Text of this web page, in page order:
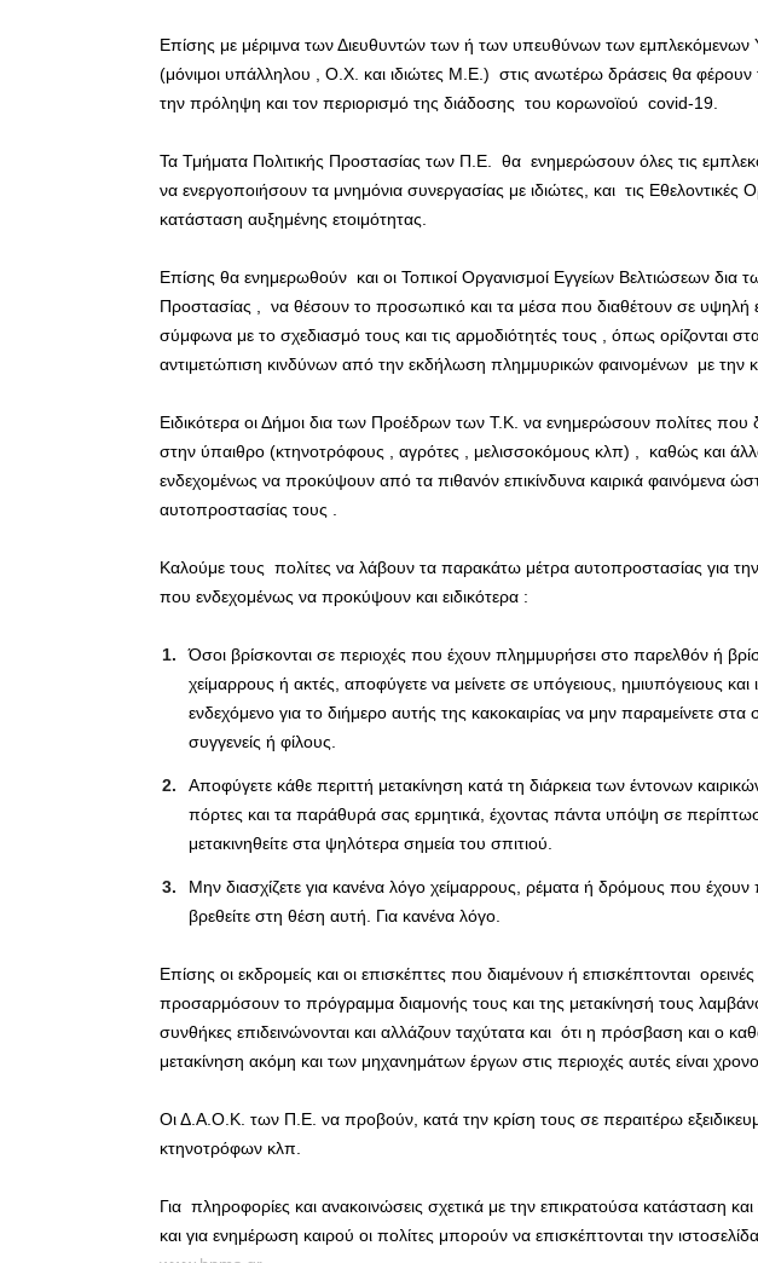
Επίσης με μέριμνα των Διευθυντών των ή των υπευθύνων των εμπλεκόμενων
(μόνιμοι υπάλληλου , Ο.Χ. και ιδιώτες Μ.Ε.) στις ανωτέρω δράσεις θα φέρουν
την πρόληψη και τον περιορισμό της διάδοσης του κορωνοϊού covid-19.
Τα Τμήματα Πολιτικής Προστασίας των Π.Ε. θα ενημερώσουν όλες τις
να ενεργοποιήσουν τα μνημόνια συνεργασίας με ιδιώτες, και τις Εθελοντικές
κατάσταση αυξημένης ετοιμότητας.
Επίσης θα ενημερωθούν και οι Τοπικοί Οργανισμοί Εγγείων Βελτιώσεων δια
Προστασίας , να θέσουν το προσωπικό και τα μέσα που διαθέτουν σε υψηλή
σύμφωνα με το σχεδιασμό τους και τις αρμοδιότητές τους , όπως ορίζονται στα
αντιμετώπιση κινδύνων από την εκδήλωση πλημμυρικών φαινομένων με
Ειδικότερα οι Δήμοι δια των Προέδρων των Τ.Κ. να ενημερώσουν πολίτες που
στην ύπαιθρο (κτηνοτρόφους , αγρότες , μελισσοκόμους κλπ) , καθώς και
ενδεχομένως να προκύψουν από τα πιθανόν επικίνδυνα καιρικά φαινόμενα
αυτοπροστασίας τους .
Καλούμε τους πολίτες να λάβουν τα παρακάτω μέτρα αυτοπροστασίας για
που ενδεχομένως να προκύψουν και ειδικότερα :
Όσοι βρίσκονται σε περιοχές που έχουν πλημμυρήσει στο παρελθόν ή
χείμαρρους ή ακτές, αποφύγετε να μείνετε σε υπόγειους, ημιυπόγειους
ενδεχόμενο για το διήμερο αυτής της κακοκαιρίας να μην παραμείνετε στα
συγγενείς ή φίλους.
Αποφύγετε κάθε περιττή μετακίνηση κατά τη διάρκεια των έντονων
πόρτες και τα παράθυρά σας ερμητικά, έχοντας πάντα υπόψη σε
μετακινηθείτε στα ψηλότερα σημεία του σπιτιού.
Μην διασχίζετε για κανένα λόγο χείμαρρους, ρέματα ή δρόμους που έχουν
βρεθείτε στη θέση αυτή. Για κανένα λόγο.
Επίσης οι εκδρομείς και οι επισκέπτες που διαμένουν ή επισκέπτονται ορεινές
προσαρμόσουν το πρόγραμμα διαμονής τους και της μετακίνησή τους
συνθήκες επιδεινώνονται και αλλάζουν ταχύτατα και ότι η πρόσβαση και ο
μετακίνηση ακόμη και των μηχανημάτων έργων στις περιοχές αυτές είναι
Οι Δ.Α.Ο.Κ. των Π.Ε. να προβούν, κατά την κρίση τους σε περαιτέρω
κτηνοτρόφων κλπ.
Για πληροφορίες και ανακοινώσεις σχετικά με την επικρατούσα κατάσταση
και για ενημέρωση καιρού οι πολίτες μπορούν να επισκέπτονται την